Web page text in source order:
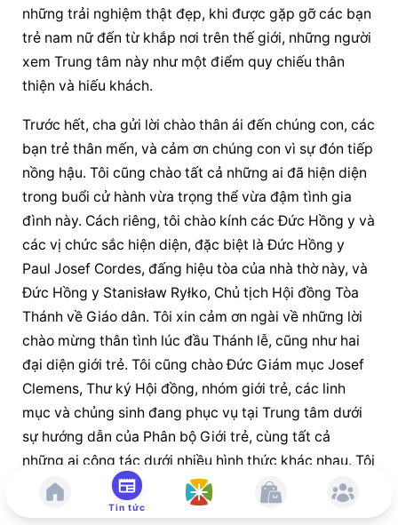
những trải nghiệm thật đẹp, khi được gặp gỡ các bạn
trẻ nam nữ đến từ khắp nơi trên thế giới, những người
xem Trung tâm này như một điểm quy chiếu thân
thiện và hiếu khách.
Trước hết, cha gửi lời chào thân ái đến chúng con, các
bạn trẻ thân mến, và cảm ơn chúng con vì sự đón tiếp
nồng hậu. Tôi cũng chào tất cả những ai đã hiện diện
trong buổi cử hành vừa trọng thể vừa đậm tình gia
đình này. Cách riêng, tôi chào kính các Đức Hồng y và
các vị chức sắc hiện diện, đặc biệt là Đức Hồng y
Paul Josef Cordes, đấng hiệu tòa của nhà thờ này, và
Đức Hồng y Stanisław Ryłko, Chủ tịch Hội đồng Tòa
Thánh về Giáo dân. Tôi xin cảm ơn ngài về những lời
chào mừng thân tình lúc đầu Thánh lễ, cũng như hai
đại diện giới trẻ. Tôi cũng chào Đức Giám mục Josef
Clemens, Thư ký Hội đồng, nhóm giới trẻ, các linh
mục và chủng sinh đang phục vụ tại Trung tâm dưới
sự hướng dẫn của Phân bộ Giới trẻ, cùng tất cả
những ai cộng tác dưới nhiều hình thức khác nhau. Tôi
đặc biệt nhắc đến các Hiệp hội, Phong trào và Cộng
đoàn hiện diện nơi đây, nhất là Cộng đoàn Emmanuel,
Tin tức